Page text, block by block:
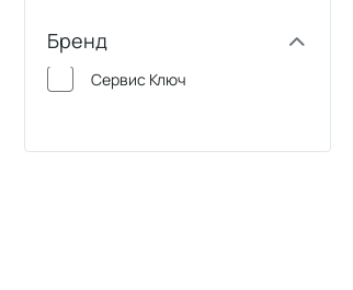
Бренд
Сервис Ключ